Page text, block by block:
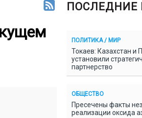
ПОСЛЕДНИЕ
ПОЛИТИКА / МИР
Токаев: Казахстан и
установили
партнерство
ОБЩЕСТВО
Пресечены факты
реализации оксида